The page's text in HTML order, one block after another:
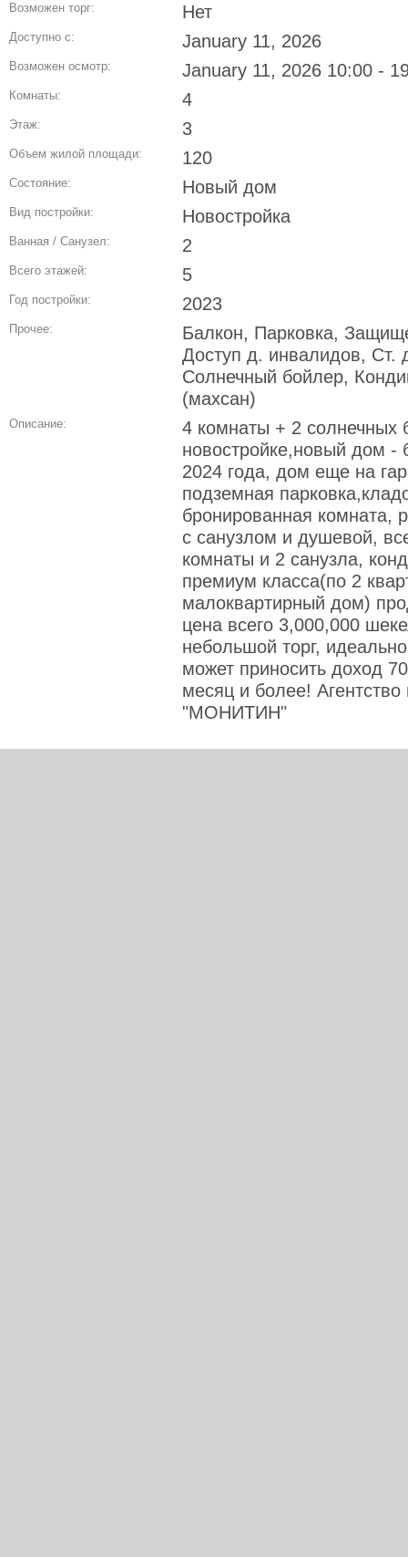
Возможен торг: Нет
Доступно с: January 11, 2026
Возможен осмотр: January 11, 2026 10:00 -
Комнаты: 4
Этаж: 3
Объем жилой площади: 120
Состояние: Новый дом
Вид постройки: Новостройка
Ванная / Санузел: 2
Всего этажей: 5
Год постройки: 2023
Прочее:
Балкон, Парковка,
Доступ д. инвалидов, Ст.
Солнечный бойлер,
(махсан)
Описание:
4 комнаты + 2 солнечных
новостройке,новый дом -
2024 года, дом еще на
подземная
бронированная комната,
с санузлом и душевой,
комнаты и 2 санузла,
премиум класса(по 2
малоквартирный дом)
цена всего 3,000,000
небольшой торг,
может приносить доход
месяц и более!
"МОНИТИН"